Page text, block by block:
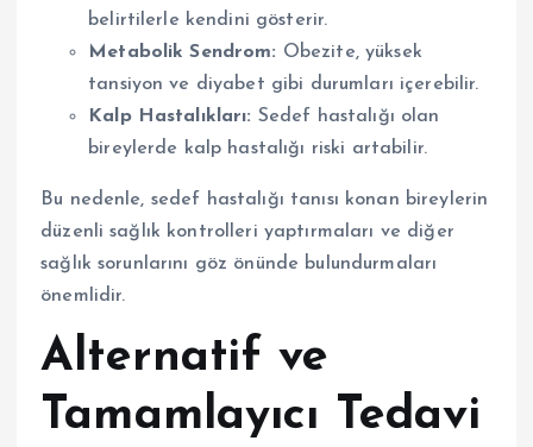
belirtilerle kendini gösterir.
Metabolik Sendrom: Obezite, yüksek
tansiyon ve diyabet gibi durumları içerebilir.
Kalp Hastalıkları: Sedef hastalığı olan
bireylerde kalp hastalığı riski artabilir.
Bu nedenle, sedef hastalığı tanısı konan bireylerin
düzenli sağlık kontrolleri yaptırmaları ve diğer
sağlık sorunlarını göz önünde bulundurmaları
önemlidir.
Alternatif ve
Tamamlayıcı Tedavi